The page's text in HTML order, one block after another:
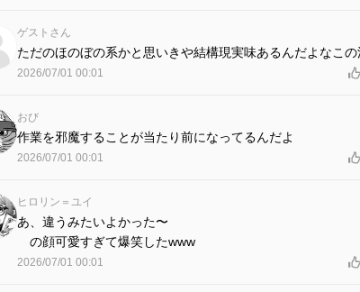
ゲストさん
ただのほのぼの系かと思いきや結構現実味あるんだよなこの
2026/07/01 00:01
おび
作業を邪魔することが当たり前になってるんだよ
2026/07/01 00:01
ヒロリン＝ユイ
あ、違うみたいよかった〜
の顔可愛すぎて爆笑したwww
2026/07/01 00:01